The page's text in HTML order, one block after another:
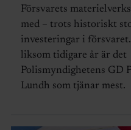
Försvarets
med – trots historiskt
investeringar i
liksom tidigare år är det
Polismyndighetens GD
Lundh som tjänar mest.